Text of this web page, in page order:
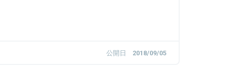
公開日 2018/09/05